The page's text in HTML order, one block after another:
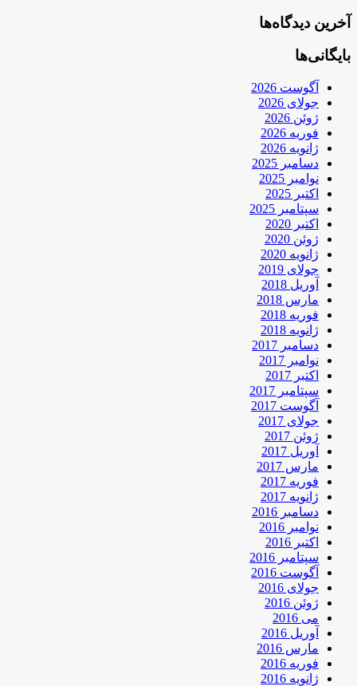
آخرین دیدگاه‌ها
بایگانی‌ها
آگوست 2026
جولای 2026
ژوئن 2026
فوریه 2026
ژانویه 2026
دسامبر 2025
نوامبر 2025
اکتبر 2025
سپتامبر 2025
اکتبر 2020
ژوئن 2020
ژانویه 2020
جولای 2019
آوریل 2018
مارس 2018
فوریه 2018
ژانویه 2018
دسامبر 2017
نوامبر 2017
اکتبر 2017
سپتامبر 2017
آگوست 2017
جولای 2017
ژوئن 2017
آوریل 2017
مارس 2017
فوریه 2017
ژانویه 2017
دسامبر 2016
نوامبر 2016
اکتبر 2016
سپتامبر 2016
آگوست 2016
جولای 2016
ژوئن 2016
می 2016
آوریل 2016
مارس 2016
فوریه 2016
ژانویه 2016